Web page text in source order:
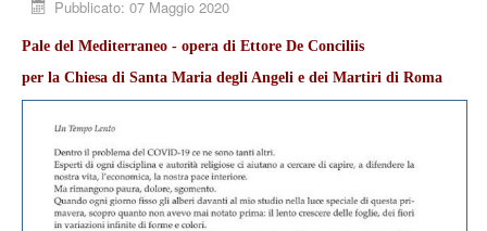
Audiovisivi
Archivi
La campagna referendaria 2016
Pubblicato: 07 Maggio 2020
Pale del Mediterraneo - opera di Ettore De Conciliis
per la Chiesa di Santa Maria degli Angeli e dei Martiri di Roma